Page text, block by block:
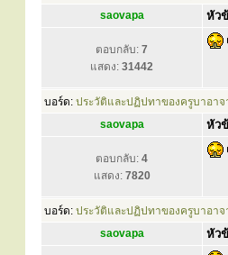
saovapa
หัว
ตอบกลับ: 7
แสดง: 31442
บอร์ด: ประวัติและปฏิปทาของครูบาอาจ
saovapa
หัว
ตอบกลับ: 4
แสดง: 7820
บอร์ด: ประวัติและปฏิปทาของครูบาอาจ
saovapa
หัว